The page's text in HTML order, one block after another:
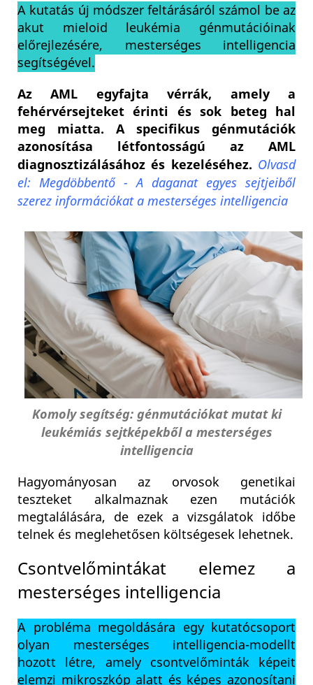
A kutatás új módszer feltárásáról számol be az
akut mieloid leukémia génmutációinak
előrejlezésére, mesterséges intelligencia
segítségével.
Az AML egyfajta vérrák, amely a
fehérvérsejteket érinti és sok beteg hal
meg miatta. A specifikus génmutációk
azonosítása létfontosságú az AML
diagnosztizálásához és kezeléséhez. Olvasd
el: Megdöbbentő - A daganat egyes sejtjeiből
szerez információkat a mesterséges intelligencia
Komoly segítség: génmutációkat mutat ki
leukémiás sejtképekből a mesterséges
intelligencia
Hagyományosan az orvosok genetikai
teszteket alkalmaznak ezen mutációk
megtalálására, de ezek a vizsgálatok időbe
telnek és meglehetősen költségesek lehetnek.
Csontvelőmintákat elemez a
mesterséges intelligencia
A probléma megoldására egy kutatócsoport
olyan mesterséges intelligencia-modellt
hozott létre, amely csontvelőminták képeit
elemzi mikroszkóp alatt és képes azonosítani